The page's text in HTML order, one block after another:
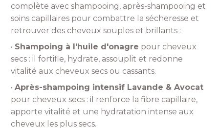
complète avec shampooing, après-shampooing et
soins capillaires pour combattre la sécheresse et
retrouver des cheveux souples et brillants :
• Shampoing à l'huile d'onagre pour cheveux
secs : il fortifie, hydrate, assouplit et redonne
vitalité aux cheveux secs ou cassants.
•Après-shampoing intensif Lavande & Avocat
pour cheveux secs : il renforce la fibre capillaire,
apporte vitalité et une hydratation intense aux
cheveux les plus secs.